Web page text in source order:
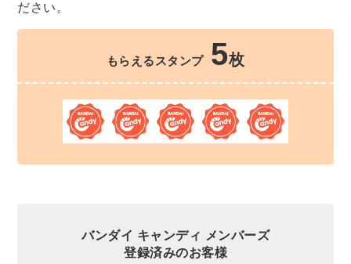
ださい。
もらえるスタンプ 5枚
バンダイ キャンディ メンバーズ
登録済みのお客様